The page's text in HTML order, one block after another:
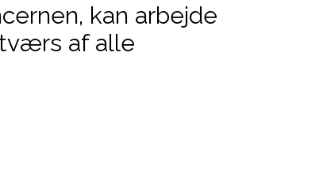
kan arbejde
af alle